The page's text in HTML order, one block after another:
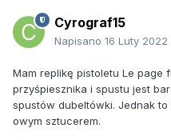
Cyrograf15
Napisano 16 Luty 2022
Mam replikę pistoletu Le page
przyśpiesznika i spustu jest
spustów dubeltówki. Jednak
owym sztucerem.